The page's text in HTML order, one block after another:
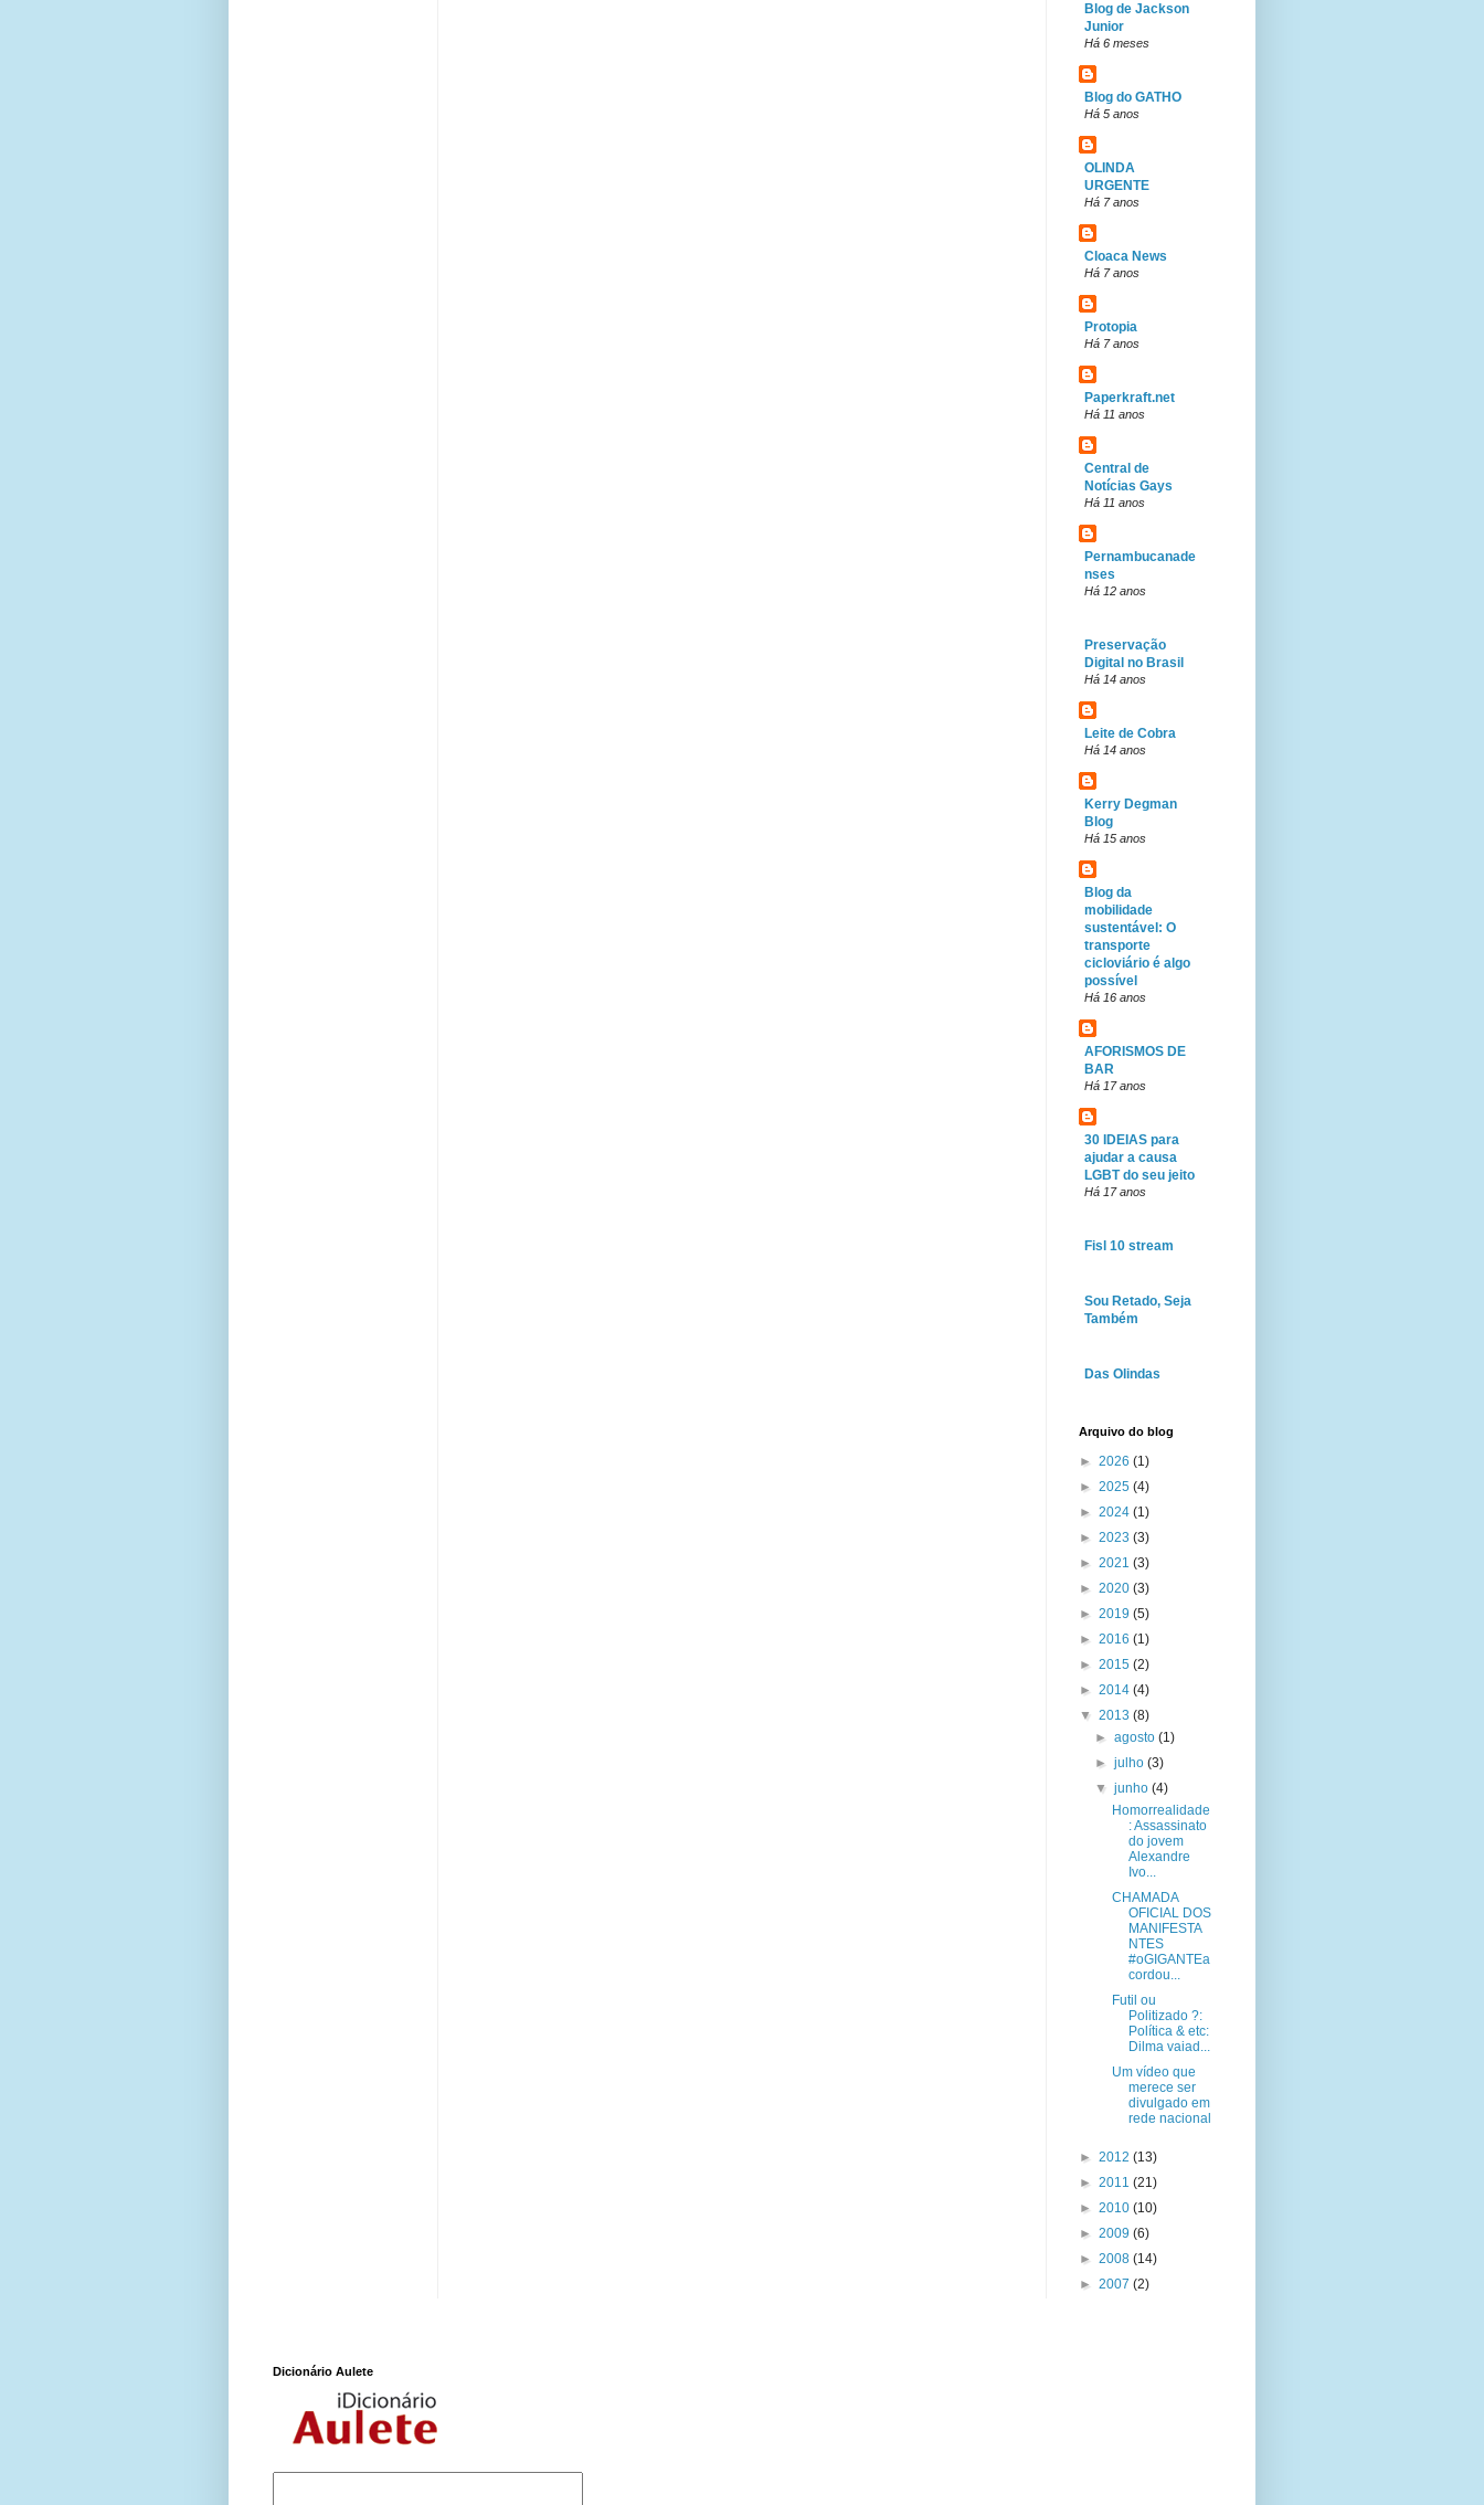
Blog de Jackson
Junior
Há 6 meses
Blog do GATHO
Há 5 anos
OLINDA
URGENTE
Há 7 anos
Cloaca News
Há 7 anos
Protopia
Há 7 anos
Paperkraft.net
Há 11 anos
Central de
Notícias Gays
Há 11 anos
Pernambucanade
nses
Há 12 anos
Preservação
Digital no Brasil
Há 14 anos
Leite de Cobra
Há 14 anos
Kerry Degman
Blog
Há 15 anos
Blog da
mobilidade
sustentável: O
transporte
cicloviário é algo
possível
Há 16 anos
AFORISMOS DE
BAR
Há 17 anos
30 IDEIAS para
ajudar a causa
LGBT do seu jeito
Há 17 anos
Fisl 10 stream
Sou Retado, Seja
Também
Das Olindas
Arquivo do blog
► 2026 (1)
► 2025 (4)
► 2024 (1)
► 2023 (3)
► 2021 (3)
► 2020 (3)
► 2019 (5)
► 2016 (1)
► 2015 (2)
► 2014 (4)
▼ 2013 (8)
►agosto(1)
►julho(3)
▼junho(4)
Homorrealidade
: Assassinato
do jovem
Alexandre
Ivo...
CHAMADA
OFICIAL DOS
MANIFESTA
NTES
#oGIGANTEa
cordou...
Futil ou
Politizado ?:
Política & etc:
Dilma vaiad...
Um vídeo que
merece ser
divulgado em
rede nacional
► 2012 (13)
► 2011 (21)
► 2010 (10)
► 2009 (6)
► 2008 (14)
► 2007 (2)
Dicionário Aulete